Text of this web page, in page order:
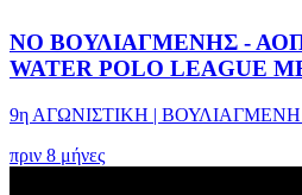
ΝΟ ΒΟΥΛΙΑΓΜΕΝΗΣ -
WATER POLO LEAGUE
9η ΑΓΩΝΙΣΤΙΚΗ | ΒΟΥΛΙΑΓΜΕΝΗ |
πριν 8 μήνες